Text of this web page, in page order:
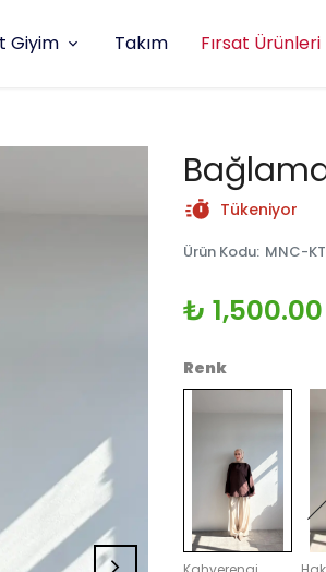
Giyim Takım Fırsat Ürünleri
Tükeniyor
Ürün Kodu: MNC-
₺ 1,500.00
Renk